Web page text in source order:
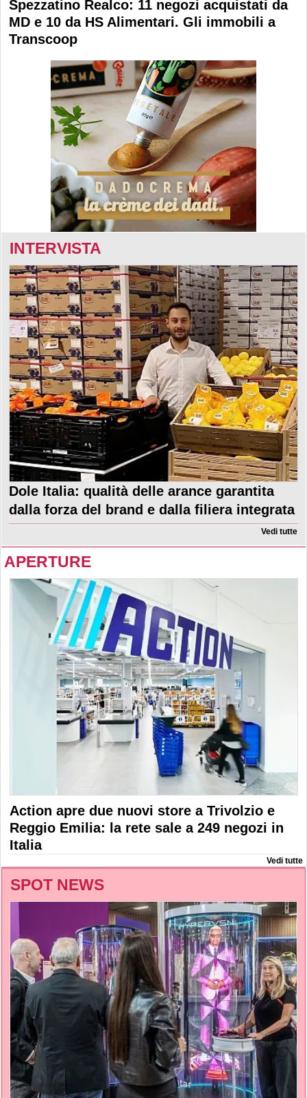
Spezzatino Realco: 11 negozi acquistati da
MD e 10 da HS Alimentari. Gli immobili a
Transcoop
INTERVISTA
Dole Italia: qualità delle arance garantita
dalla forza del brand e dalla filiera integrata
Vedi tutte
APERTURE
Action apre due nuovi store a Trivolzio e
Reggio Emilia: la rete sale a 249 negozi in
Italia
Vedi tutte
SPOT NEWS